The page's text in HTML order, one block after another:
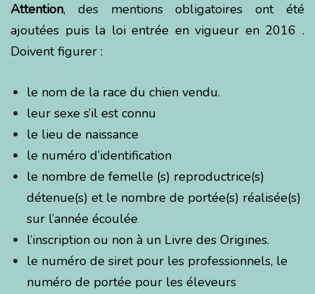
Attention, des mentions obligatoires ont été
ajoutées puis la loi entrée en vigueur en 2016 .
Doivent figurer :
le nom de la race du chien vendu.
leur sexe s’il est connu
le lieu de naissance
le numéro d’identification
le nombre de femelle (s) reproductrice(s)
détenue(s) et le nombre de portée(s) réalisée(s)
sur l’année écoulée
l’inscription ou non à un Livre des Origines.
le numéro de siret pour les professionnels, le
numéro de portée pour les éleveurs